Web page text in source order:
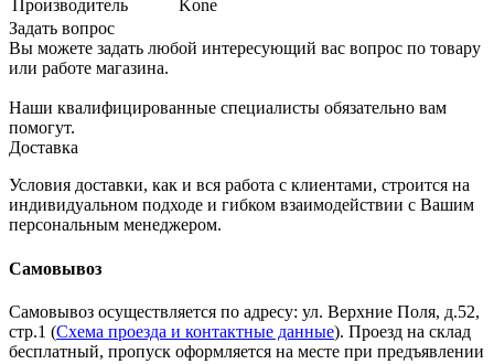
Производитель
Kone
Задать вопрос
Вы можете задать любой интересующий вас вопрос по товару
или работе магазина.
Наши квалифицированные специалисты обязательно вам
помогут.
Доставка
Условия доставки, как и вся работа с клиентами, строится на
индивидуальном подходе и гибком взаимодействии с Вашим
персональным менеджером.
Самовывоз
Самовывоз осуществляется по адресу: ул. Верхние Поля, д.52,
стр.1 (Схема проезда и контактные данные). Проезд на склад
бесплатный, пропуск оформляется на месте при предъявлении